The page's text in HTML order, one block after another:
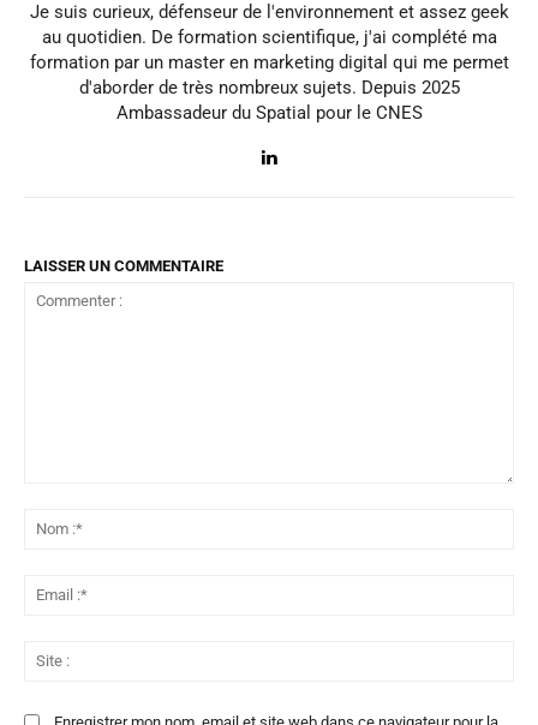
Je suis curieux, défenseur de l'environnement et assez geek
au quotidien. De formation scientifique, j'ai complété ma
formation par un master en marketing digital qui me permet
d'aborder de très nombreux sujets. Depuis 2025
Ambassadeur du Spatial pour le CNES
LAISSER UN COMMENTAIRE